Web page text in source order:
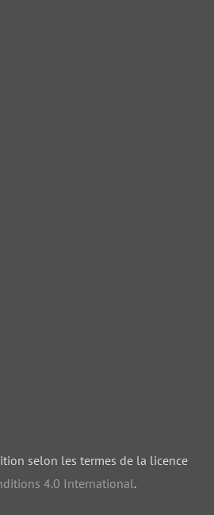
selon les termes de la licence
4.0 International.